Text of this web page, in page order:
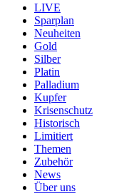
LIVE
Sparplan
Neuheiten
Gold
Silber
Platin
Palladium
Kupfer
Krisenschutz
Historisch
Limitiert
Themen
Zubehör
News
Über uns